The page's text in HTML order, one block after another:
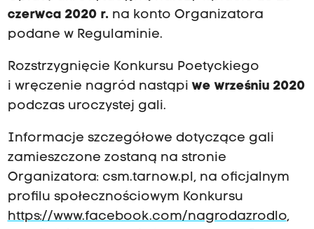
czerwca 2020 r. na konto Organizatora
podane w Regulaminie.
Rozstrzygnięcie Konkursu Poetyckiego
i wręczenie nagród nastąpiwe wrześniu 2020
podczas uroczystej gali.
Informacje szczegółowe dotyczące gali
zamieszczone zostaną na stronie
Organizatora: csm.tarnow.pl, na oficjalnym
profilu społecznościowym Konkursu
https://www.facebook.com/nagrodazrodlo,